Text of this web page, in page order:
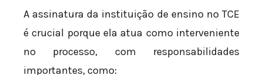
A assinatura da instituição de ensino no TCE
é crucial porque ela atua como interveniente
no processo, com responsabilidades
importantes, como: